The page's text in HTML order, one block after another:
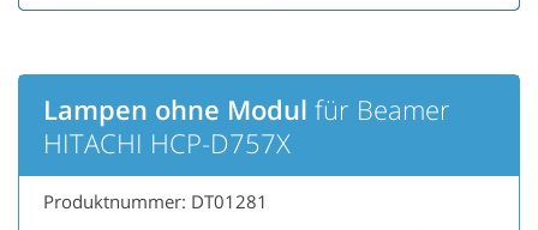
Lampen ohne Modul für Beamer
HITACHI HCP-D757X
Produktnummer: DT01281